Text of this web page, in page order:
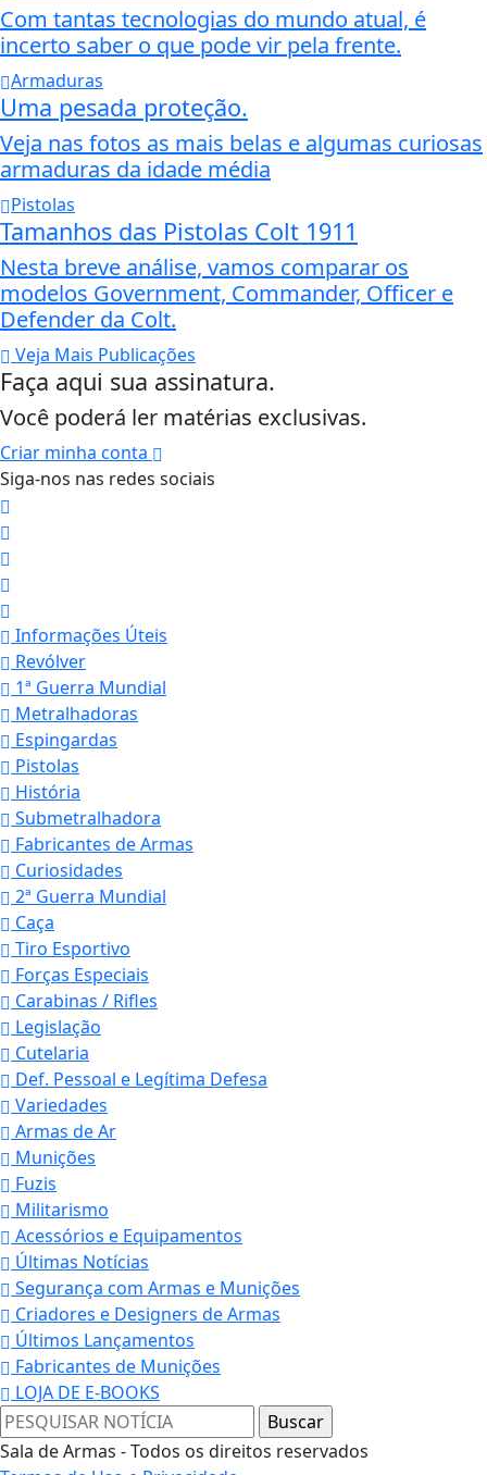
Com tantas tecnologias do mundo atual, é
incerto saber o que pode vir pela frente.
Armaduras
Uma pesada proteção.
Veja nas fotos as mais belas e algumas curiosas
armaduras da idade média
Pistolas
Tamanhos das Pistolas Colt 1911
Nesta breve análise, vamos comparar os
modelos Government, Commander, Officer e
Defender da Colt.
Veja Mais Publicações
Faça aqui sua assinatura.
Você poderá ler matérias exclusivas.
Criar minha conta
Siga-nos nas redes sociais
Informações Úteis
Revólver
1ª Guerra Mundial
Metralhadoras
Espingardas
Pistolas
História
Submetralhadora
Fabricantes de Armas
Curiosidades
2ª Guerra Mundial
Caça
Tiro Esportivo
Forças Especiais
Carabinas / Rifles
Legislação
Cutelaria
Def. Pessoal e Legítima Defesa
Variedades
Armas de Ar
Munições
Fuzis
Militarismo
Acessórios e Equipamentos
Últimas Notícias
Segurança com Armas e Munições
Criadores e Designers de Armas
Últimos Lançamentos
Fabricantes de Munições
LOJA DE E-BOOKS
Sala de Armas - Todos os direitos reservados
Termos de Uso e Privacidade